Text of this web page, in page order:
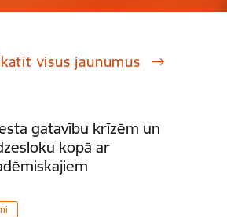
visus jaunumus
gatavību krīzēm un
kopā ar